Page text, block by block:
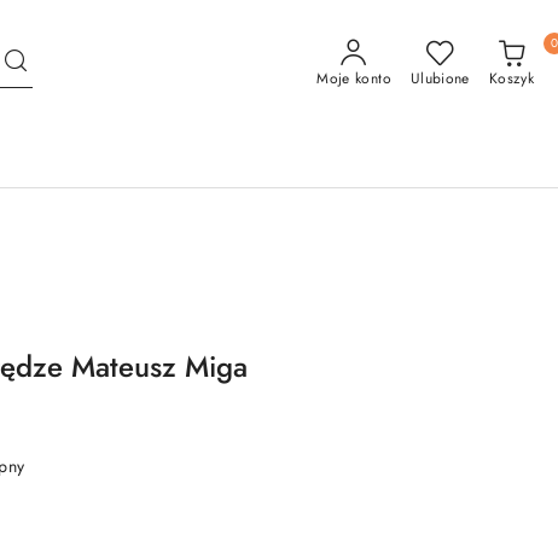
Moje konto Ulubione Koszyk
0
Mateusz Miga